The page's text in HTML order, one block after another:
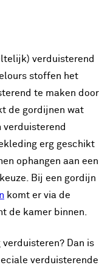
verduisterend
stoffen het
te maken door
de gordijnen wat
verduisterend
erg geschikt
ophangen aan een
Bij een gordijn
komt er via de
de kamer binnen.
Dan is
verduisterende